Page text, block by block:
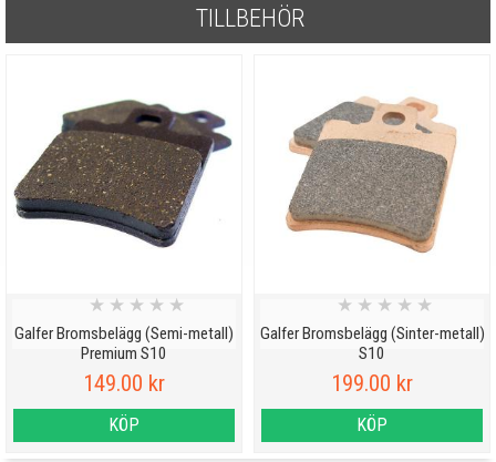
TILLBEHÖR
Galfer Bromsbelägg (Semi-metall)
Premium S10
★ ★ ★ ★ ★
149.00 kr
KÖP
Galfer Bromsbelägg (Sinter-metall)
S10
★ ★ ★ ★ ★
199.00 kr
KÖP